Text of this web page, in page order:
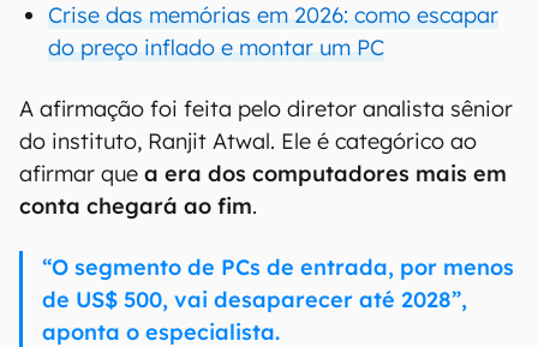
Crise das memórias em 2026: como escapar
do preço inflado e montar um PC
A afirmação foi feita pelo diretor analista sênior
do instituto, Ranjit Atwal. Ele é categórico ao
afirmar que a era dos computadores mais em
conta chegará ao fim.
“O segmento de PCs de entrada, por menos
de US$ 500, vai desaparecer até 2028”,
aponta o especialista.